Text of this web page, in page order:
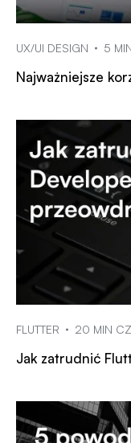
UX/UI DESIGN 5
Najważniejsze
FLUTTER 20 MIN
Jak zatrudnić